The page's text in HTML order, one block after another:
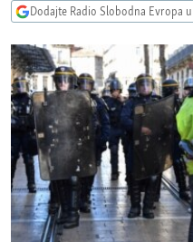
na
VIDEO
FOTOGALERIJE
INFOGRAFIKE
PODCASTI
RAT U UKRAJINI
KINA NA BALKANU
RSE PRIČE IZ SVIJETA
ISPRIČAJ MI
DNEVNO@RSE
SPECIJALI RSE
Dodajte Radio Slobodna Evropa